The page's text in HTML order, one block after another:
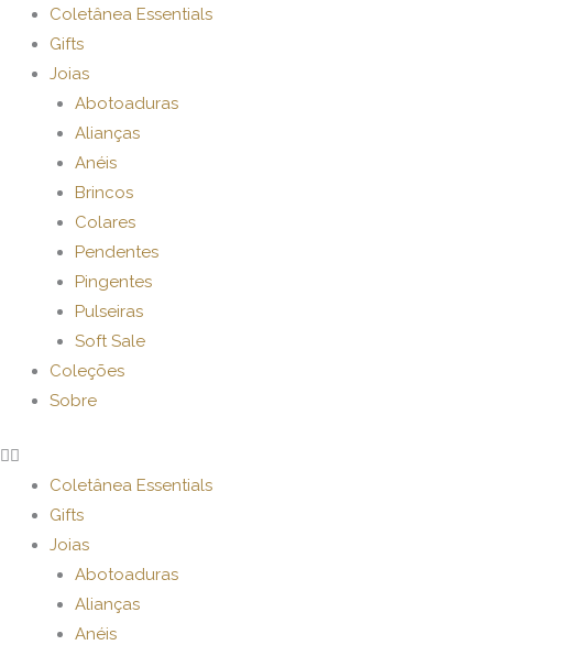
para
conteúdo
Coletânea Essentials
Gifts
Joias
Abotoaduras
Alianças
Anéis
Brincos
Colares
Pendentes
Pingentes
Pulseiras
Soft Sale
Coleções
Sobre
Coletânea Essentials
Gifts
Joias
Abotoaduras
Alianças
Anéis